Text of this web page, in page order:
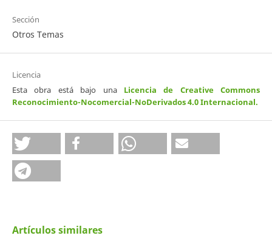
Sección
Otros Temas
Licencia
Esta obra está bajo una Licencia de Creative Commons
Reconocimiento-Nocomercial-NoDerivados 4.0 Internacional.
Artículos similares